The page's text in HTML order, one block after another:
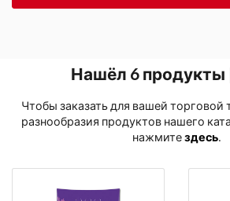
Нашёл 6
Чтобы заказать для вашей торговой
разнообразия продуктов нашего
нажмитездесь․